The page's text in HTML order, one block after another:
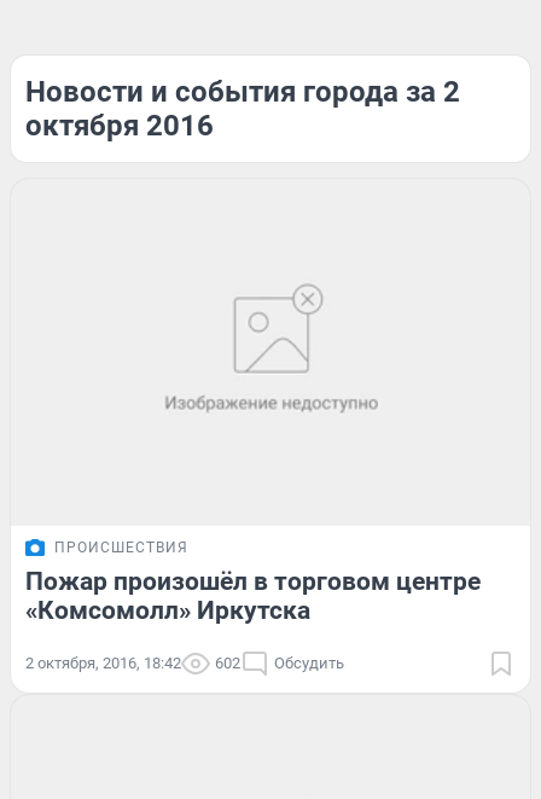
Новости и события города за 2
октября 2016
ПРОИСШЕСТВИЯ
Пожар произошёл в торговом центре
«Комсомолл» Иркутска
2 октября, 2016, 18:42 602 Обсудить